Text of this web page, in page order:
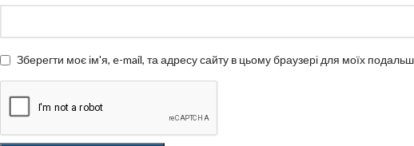
Зберегти моє ім'я, e-mail, та адресу сайту в цьому браузері для моїх